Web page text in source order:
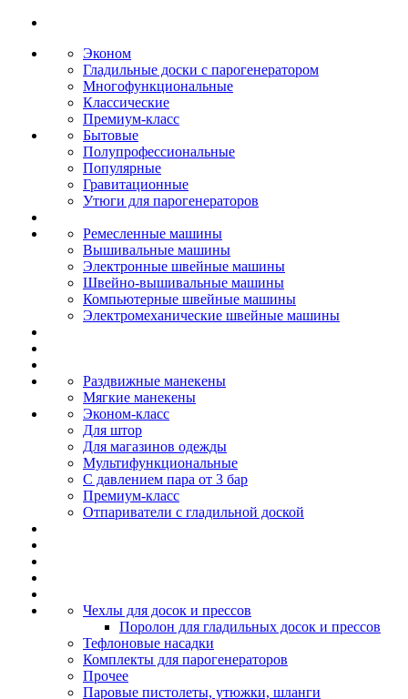
Эконом
Гладильные доски с парогенератором
Многофункциональные
Классические
Премиум-класс
Бытовые
Полупрофессиональные
Популярные
Гравитационные
Утюги для парогенераторов
Ремесленные машины
Вышивальные машины
Электронные швейные машины
Швейно-вышивальные машины
Компьютерные швейные машины
Электромеханические швейные машины
Раздвижные манекены
Мягкие манекены
Эконом-класс
Для штор
Для магазинов одежды
Мультифункциональные
С давлением пара от 3 бар
Премиум-класс
Отпариватели с гладильной доской
Чехлы для досок и прессов
Поролон для гладильных досок и прессов
Тефлоновые насадки
Комплекты для парогенераторов
Прочее
Паровые пистолеты, утюжки, шланги